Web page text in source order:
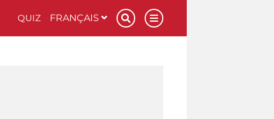
QUIZ FRANÇAIS